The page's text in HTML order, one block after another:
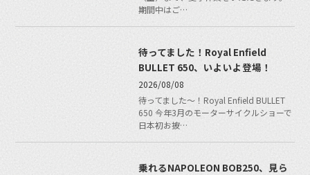
期間中はご…
待ってました！Royal Enfield
BULLET 650、いよいよ登場！
2026/08/08
待ってました〜！Royal Enfield BULLET
650 今年3月のモーターサイクルショーで
日本初お披…
乗れるNAPOLEON BOB250、見ら